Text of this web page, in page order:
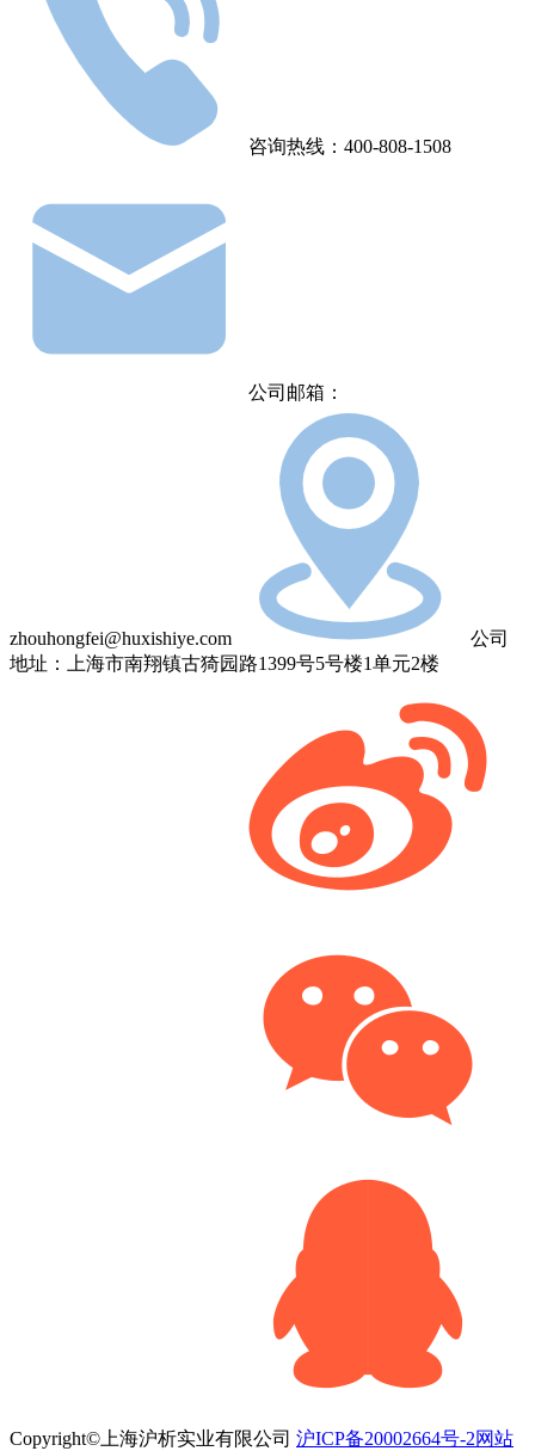
咨询热线：400-808-1508
公司邮箱：
zhouhongfei@huxishiye.com
公司
地址：上海市南翔镇古猗园路1399号5号楼1单元2楼
Copyright©上海沪析实业有限公司 沪ICP备20002664号-2网站